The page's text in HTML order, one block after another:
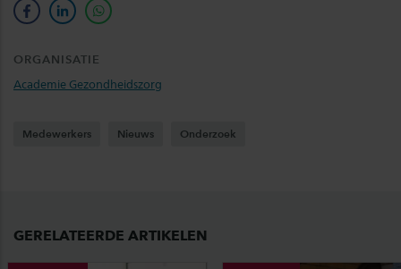
facebooklinkedinwhatsapp
ORGANISATIE
Academie Gezondheidszorg
Medewerkers Nieuws Onderzoek
GERELATEERDE ARTIKELEN